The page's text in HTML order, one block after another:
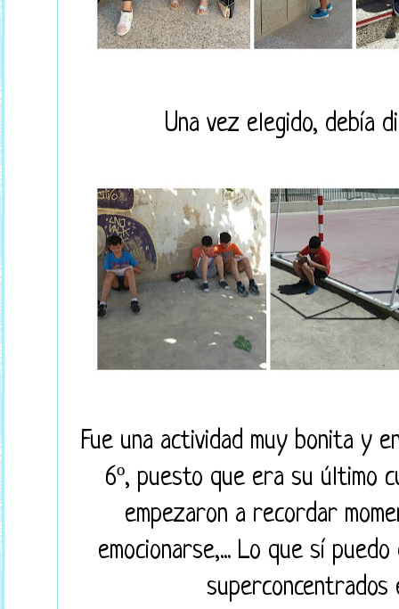
Una vez elegido, debía
Fue una actividad muy bonita y
6º, puesto que era su último
empezaron a recordar
emocionarse,... Lo que sí